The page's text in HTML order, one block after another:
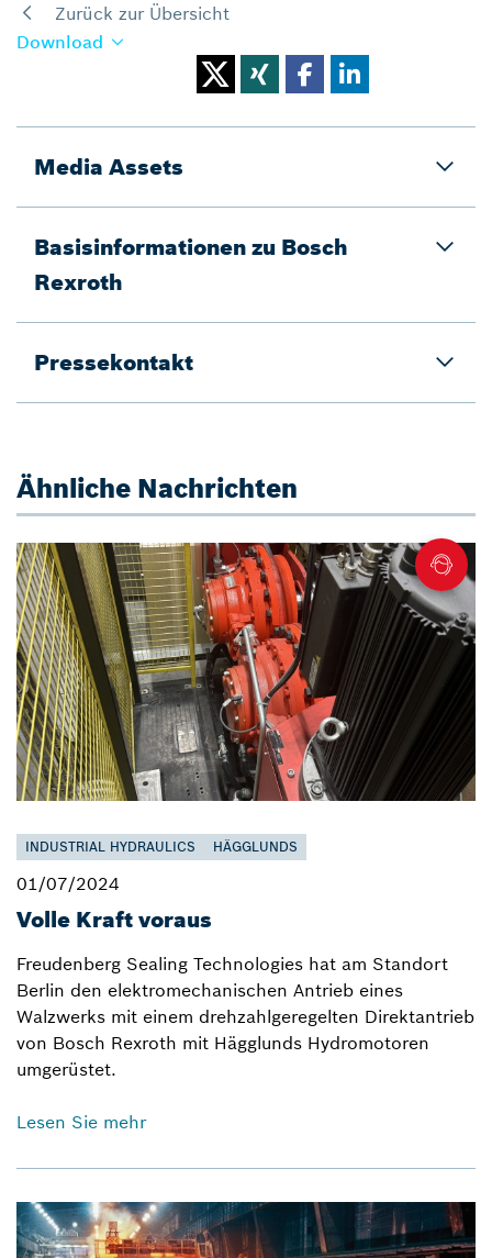
Zurück zur Übersicht
Download
Media Assets
Basisinformationen zu Bosch
Rexroth
Pressekontakt
Ähnliche Nachrichten
INDUSTRIAL HYDRAULICS HÄGGLUNDS
01/07/2024
Volle Kraft voraus
Freudenberg Sealing Technologies hat am Standort
Berlin den elektromechanischen Antrieb eines
Walzwerks mit einem drehzahlgeregelten Direktantrieb
von Bosch Rexroth mit Hägglunds Hydromotoren
umgerüstet.
Lesen Sie mehr